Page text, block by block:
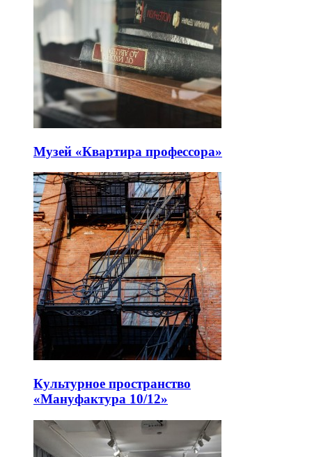
Музей «Квартира профессора»
Культурное пространство
«Мануфактура 10/12»